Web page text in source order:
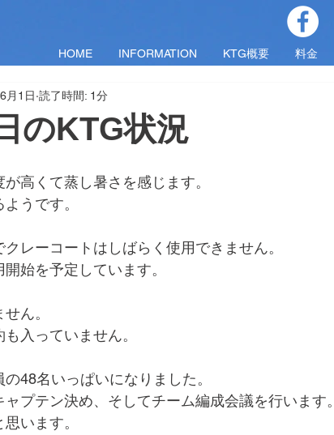
HOME INFORMATION KTG概要 料金
のKTG状況
月1日 読了時間: 1分
高くて蒸し暑さを感じます。
うです。
レーコートはしばらく使用できません。
始を予定しています。
ん。
入っていません。
48名いっぱいになりました。
プテン決め、そしてチーム編成会議を行います。
います。